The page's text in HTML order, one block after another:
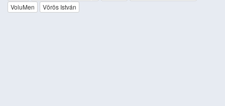
VoluMen
Vörös István